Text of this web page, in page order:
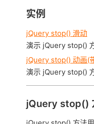
实例
jQuery stop() 滑动
演示 jQuery stop()
jQuery stop() 动画(
演示 jQuery stop()
jQuery stop()